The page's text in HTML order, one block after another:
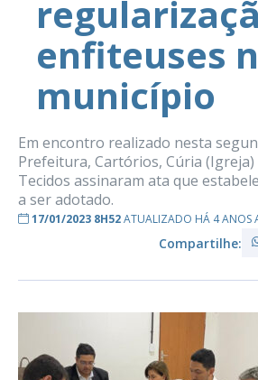
enfiteuses
município
Em encontro realizado nesta
Prefeitura, Cartórios, Cúria (Igreja)
Tecidos assinaram ata que
a ser adotado.
17/01/2023 8H52ATUALIZADO HÁ 4 ANOS
Compartilhe: